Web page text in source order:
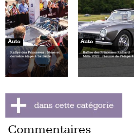
Auto
Rallye des Princesses : 5ème et
dernière étape à La Baule
Auto
Rallye des Princesses Richard
Mille 2022 : résumé de l’étape 4
Commentaires